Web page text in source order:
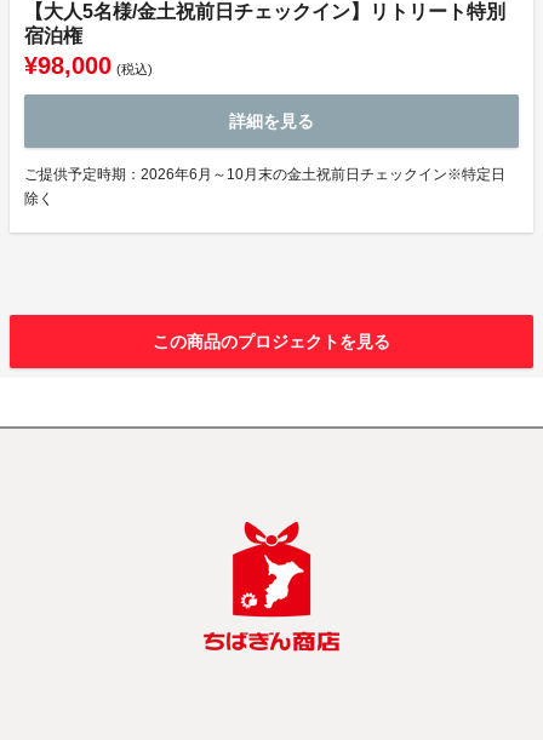
【大人5名様/金土祝前日チェックイン】リトリート特別
宿泊権
¥98,000 (税込)
詳細を見る
ご提供予定時期：2026年6月～10月末の金土祝前日チェックイン※特定日
除く
この商品のプロジェクトを見る